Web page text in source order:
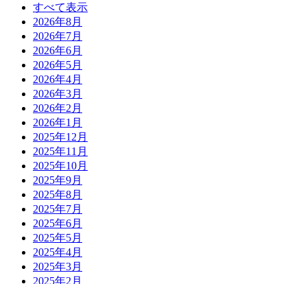
すべて表示
2026年8月
2026年7月
2026年6月
2026年5月
2026年4月
2026年3月
2026年2月
2026年1月
2025年12月
2025年11月
2025年10月
2025年9月
2025年8月
2025年7月
2025年6月
2025年5月
2025年4月
2025年3月
2025年2月